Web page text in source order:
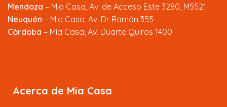
Mendoza – Mia Casa, Av. de Acceso Este 3280, M5521
Neuquén – Mia Casa, Av. Dr Ramón 355
Córdoba – Mia Casa, Av. Duarte Quiros 1400
Acerca de Mia Casa